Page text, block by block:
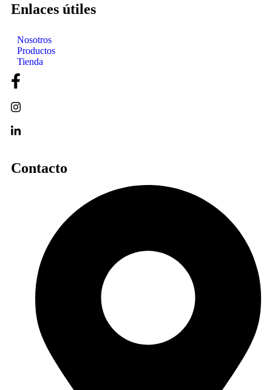
Enlaces útiles
Nosotros
Productos
Tienda
Contacto